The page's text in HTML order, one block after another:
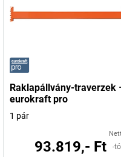
Raklapállvány-traverzek
eurokraft pro
1 pár
93.819,- Ft -tól